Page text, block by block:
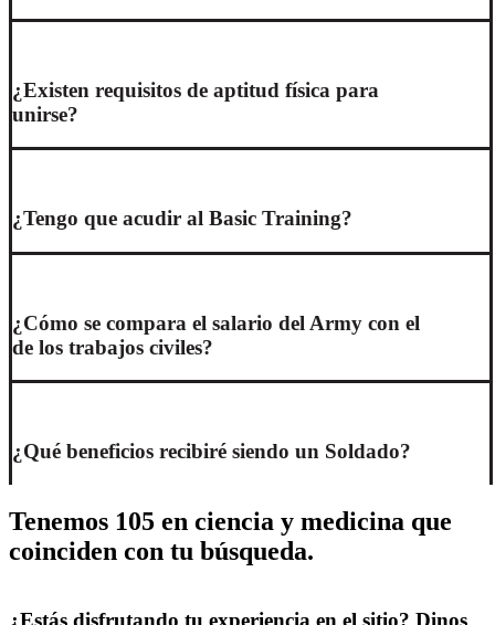
¿Existen requisitos de aptitud física para
unirse?
¿Tengo que acudir al Basic Training?
¿Cómo se compara el salario del Army con el
de los trabajos civiles?
¿Qué beneficios recibiré siendo un Soldado?
Tenemos 105 en ciencia y medicina que
coinciden con tu búsqueda.
¿Estás disfrutando tu experiencia en el sitio? Dinos